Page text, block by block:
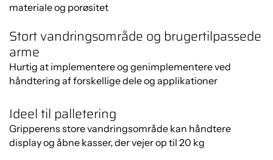
materiale og porøsitet
Stort vandringsområde og brugertilpassede
arme
Hurtig at implementere og genimplementere ved
håndtering af forskellige dele og applikationer
Ideel til palletering
Gripperens store vandringsområde kan håndtere
display og åbne kasser, der vejer op til 20 kg